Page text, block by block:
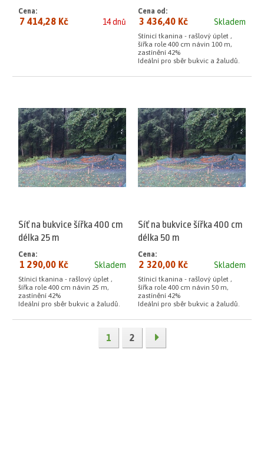
14 dnů
Cena:
7 414,28 Kč Skladem
Cena od:
3 436,40 Kč
Stínicí tkanina - rašlový úplet ,
šířka role 400 cm návin 100 m,
zastínění 42%
Ideální pro sběr bukvic a žaludů.
Síť na bukvice šířka 400 cm
délka 25 m
Skladem
Cena:
1 290,00 Kč
Stínicí tkanina - rašlový úplet ,
šířka role 400 cm návin 25 m,
zastínění 42%
Ideální pro sběr bukvic a žaludů.
Síť na bukvice šířka 400 cm
délka 50 m
Skladem
Cena:
2 320,00 Kč
Stínicí tkanina - rašlový úplet ,
šířka role 400 cm návin 50 m,
zastínění 42%
Ideální pro sběr bukvic a žaludů.
1 2